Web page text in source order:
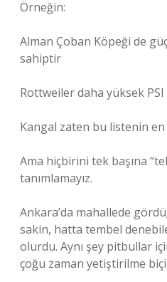
Örneğin:
Alman Çoban Köpeği de
sahiptir
Rottweiler daha yüksek
Kangal zaten bu listenin
Ama hiçbirini tek başına
tanımlamayız.
Ankara’da mahallede
sakin, hatta tembel
olurdu. Aynı şey pitbullar
çoğu zaman yetiştirilme